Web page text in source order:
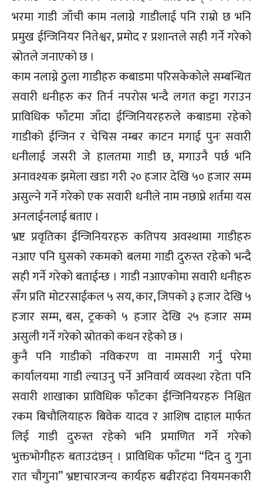
भरमा गाडी जाँची काम नलाग्ने गाडीलाई पनि राम्रो छ भनि
प्रमुख ईन्जिनियर नितेश्वर, प्रमोद र प्रशान्तले सही गर्ने गरेको
स्रोतले जनाएको छ ।
काम नलाग्ने ठुला गाडीहरु कबाडमा परिसकेकोले सम्बन्धित
सवारी धनीहरु कर तिर्न नपरोस भन्दै लगत कट्टा गराउन
प्राविधिक फाँटमा जाँदा ईन्जिनियरहरुले कबाडमा रहेको
गाडीको ईन्जिन र चेचिस नम्बर काटन मगाई पुनः सवारी
धनीलाई जसरी जे हालतमा गाडी छ, मगाउनै पर्छ भनि
अनावश्यक झमेला खडा गरी २० हजार देखि ५० हजार सम्म
असुल्ने गर्ने गरेको एक सवारी धनीले नाम नछाप्ने शर्तमा यस
अनलाईनलाई बताए ।
भ्रष्ट प्रवृतिका ईन्जिनियरहरु कतिपय अवस्थामा गाडीहरु
नआए पनि घुसको रकमको बलमा गाडी दुरुस्त रहेको भन्दै
सही गर्ने गरेको बताईन्छ । गाडी नआएकोमा सवारी धनीहरु
सँग प्रति मोटरसाईकल ५ सय, कार, जिपको ३ हजार देखि ५
हजार सम्म, बस, ट्रकको ५ हजार देखि २५ हजार सम्म
असुली गर्ने गरेको स्रोतको कथन रहेको छ ।
कुनै पनि गाडीको नविकरण वा नामसारी गर्नु परेमा
कार्यालयमा गाडी ल्याउनु पर्ने अनिवार्य व्यवस्था रहेता पनि
सवारी शाखाका प्राविधिक फाँटका ईन्जिनियरहरु निश्चित
रकम बिचौलियाहरु बिवेक यादव र आशिष दाहाल मार्फत
लिई गाडी दुरुस्त रहेको भनि प्रमाणित गर्ने गरेको
भुक्तभोगीहरु बताउदंछन् । प्राविधिक फाँटमा “दिन दु गुना
रात चौगुना” भ्रष्टाचारजन्य कार्यहरु बढीरहंदा नियमनकारी